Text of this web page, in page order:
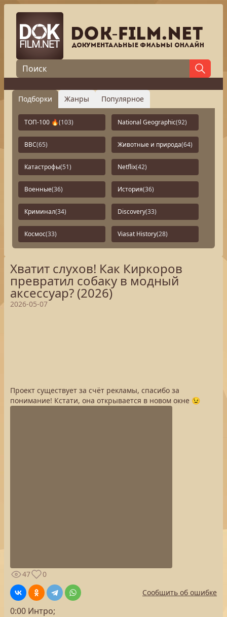
Подборки Жанры Популярное
ТОП-100 🔥(103) National Geographic(92)
BBC(65) Животные и природа(64)
Катастрофы(51) Netflix(42)
Военные(36) История(36)
Криминал(34) Discovery(33)
Космос(33) Viasat History(28)
Хватит слухов! Как Киркоров
превратил собаку в модный
аксессуар? (2026)
2026-05-07
Проект существует за счёт рекламы, спасибо за
понимание! Кстати, она открывается в новом окне 😉
47
0
Сообщить об ошибке
0:00 Интро;